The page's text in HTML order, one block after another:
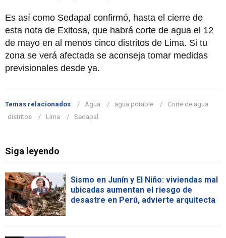
Es así como Sedapal confirmó, hasta el cierre de
esta nota de Exitosa, que habrá corte de agua el 12
de mayo en al menos cinco distritos de Lima. Si tu
zona se verá afectada se aconseja tomar medidas
previsionales desde ya.
Temas relacionados Agua agua potable
Corte de agua
distritos
Lima Sedapal
Siga leyendo
Sismo en Junín y El Niño: viviendas mal
ubicadas aumentan el riesgo de
desastre en Perú, advierte arquitecta